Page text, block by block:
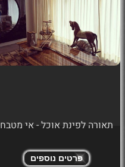
תאורה לפינת אוכל - אי מטבח
פרטים נוספים